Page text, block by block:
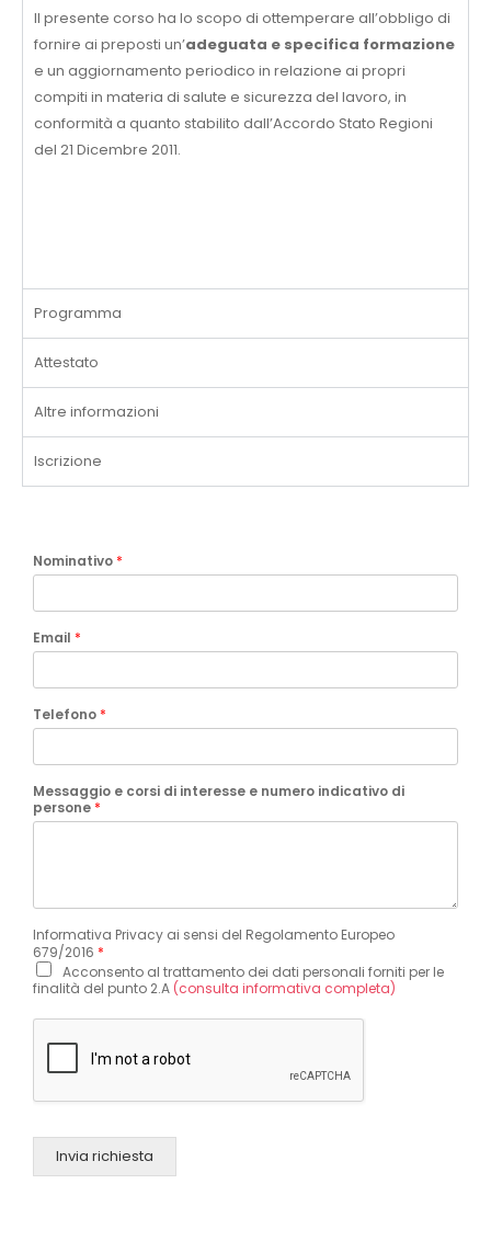
Il presente corso ha lo scopo di ottemperare all’obbligo di
fornire ai preposti un’adeguata e specifica formazione
e un aggiornamento periodico in relazione ai propri
compiti in materia di salute e sicurezza del lavoro, in
conformità a quanto stabilito dall’Accordo Stato Regioni
del 21 Dicembre 2011.
Programma
Attestato
Altre informazioni
Iscrizione
Nominativo *
Email *
Telefono *
Messaggio e corsi di interesse e numero indicativo di
persone *
Informativa Privacy ai sensi del Regolamento Europeo
679/2016 *
Acconsento al trattamento dei dati personali forniti per le
finalità del punto 2.A (consulta informativa completa)
Invia richiesta